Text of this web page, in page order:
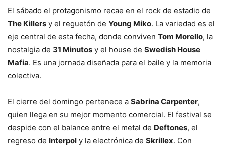
El sábado el protagonismo recae en el rock de estadio de
The Killers y el reguetón de Young Miko. La variedad es el
eje central de esta fecha, donde conviven Tom Morello, la
nostalgia de 31 Minutos y el house de Swedish House
Mafia. Es una jornada diseñada para el baile y la memoria
colectiva.
El cierre del domingo pertenece a Sabrina Carpenter,
quien llega en su mejor momento comercial. El festival se
despide con el balance entre el metal de Deftones, el
regreso de Interpol y la electrónica de Skrillex. Con